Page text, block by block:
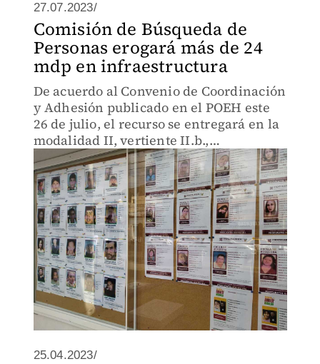
27.07.2023/
Comisión de Búsqueda de
Personas erogará más de 24
mdp en infraestructura
De acuerdo al Convenio de Coordinación
y Adhesión publicado en el POEH este
26 de julio, el recurso se entregará en la
modalidad II, vertiente II.b.,
infraestructura para el fortalecimiento
de las comisiones locales de búsqueda, y
capacidades e infra
25.04.2023/